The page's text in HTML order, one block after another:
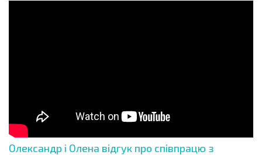
Олександр і Олена відгук про співпрацю з